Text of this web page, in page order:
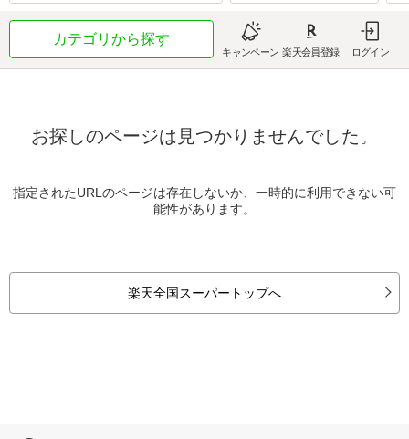
カテゴリから探す
キャンペーン 楽天会員登録 ログイン
お探しのページは見つかりませんでした。
指定されたURLのページは存在しないか、一時的に利用できない可
能性があります。
楽天全国スーパートップへ